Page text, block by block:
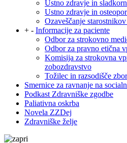
Ustno zdravje in
Ustno zdravje in
Ozaveščanje
+ - Informacije za paciente
Odbor za strokovno
Odbor za pravno etična
Komisija za strokovna
zobozdravstvo
Tožilec in razsodišče
Smernice za ravnanje na
Podkast Zdravniške zgodbe
Paliativna oskrba
Novela ZZDej
Zdravniške želje